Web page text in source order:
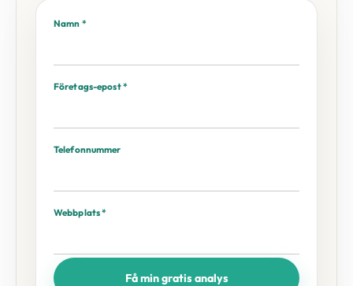
Namn *
Företags-epost *
Telefonnummer
Webbplats *
Få min gratis analys